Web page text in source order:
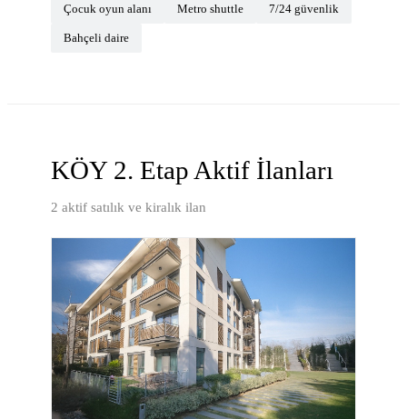
Çocuk oyun alanı Metro shuttle 7/24 güvenlik
Bahçeli daire
KÖY 2. Etap Aktif İlanları
2 aktif satılık ve kiralık ilan